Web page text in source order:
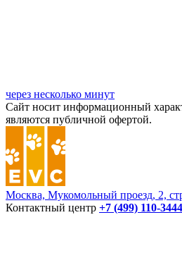
через несколько минут
Сайт носит информационный
являются публичной офертой.
Москва, Мукомольный проезд, 2,
Контактный центр +7 (499) 110-3444